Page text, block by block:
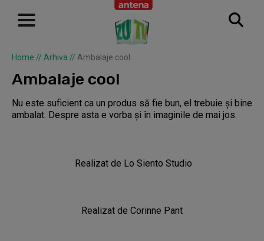
Home // Arhiva // Ambalaje cool
Ambalaje cool
Nu este suficient ca un produs să fie bun, el trebuie şi bine
ambalat. Despre asta e vorba şi în imaginile de mai jos.
Realizat de Lo Siento Studio
Realizat de Corinne Pant